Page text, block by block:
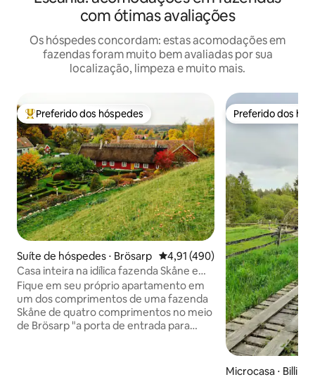
com ótimas avaliações
Os hóspedes concordam: estas acomodações em
fazendas foram muito bem avaliadas por sua
localização, limpeza e muito mais.
Entre os melhores preferidos dos hóspedes
Preferido dos hóspedes
Suíte de hóspedes ⋅ Brösarp 4,91 de uma avaliação média de
4,91 (490)
Casa inteira na idílica fazenda Skåne em
Brösarp
Fique em seu próprio apartamento em
um dos comprimentos de uma fazenda
Skåne de quatro comprimentos no meio
de Brösarp "a porta de entrada para
Preferido dos
Preferido dos
Microcasa ⋅